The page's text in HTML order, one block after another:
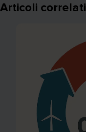
Articoli correlati